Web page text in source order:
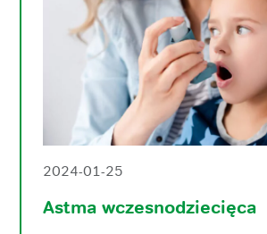
2024-01-25
Astma wczesnodziecięca